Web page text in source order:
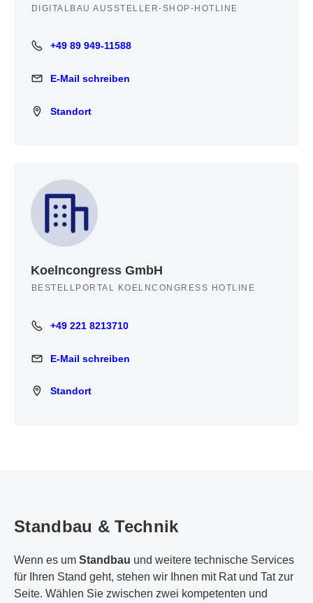
DIGITALBAU AUSSTELLER-SHOP-HOTLINE
+49 89 949-11588
+49 89 949-11588
E-Mail schreiben
E-Mail schreiben
Standort
Standort
Koelncongress GmbH
BESTELLPORTAL KOELNCONGRESS HOTLINE
+49 221 8213710
+49 221 8213710
E-Mail schreiben
E-Mail schreiben
Standort
Standort
Standbau & Technik
Wenn es um Standbau und weitere technische Services
für Ihren Stand geht, stehen wir Ihnen mit Rat und Tat zur
Seite. Wählen Sie zwischen zwei kompetenten und